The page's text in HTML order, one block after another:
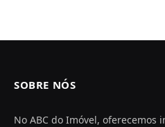
SOBRE NÓS
No ABC do Imóvel, oferecemos